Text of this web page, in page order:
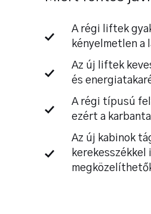
A régi liftek
kényelmetlen a
Az új liftek
és
A régi típusú
ezért a
Az új kabinok
kerekesszékkel